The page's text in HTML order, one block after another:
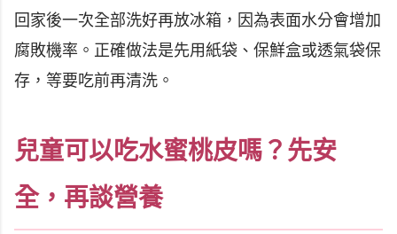
回家後一次全部洗好再放冰箱，因為表面水分會增加
腐敗機率。正確做法是先用紙袋、保鮮盒或透氣袋保
存，等要吃前再清洗。
兒童可以吃水蜜桃皮嗎？先安
全，再談營養